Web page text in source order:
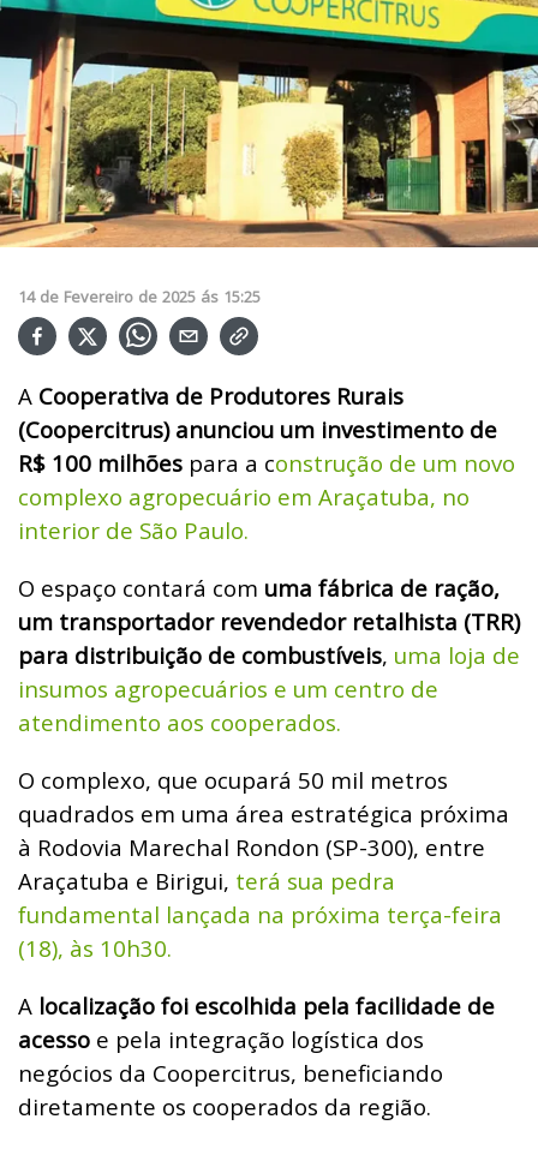
14 de Fevereiro de 2025 ás 15:25
A Cooperativa de Produtores Rurais
(Coopercitrus) anunciou um investimento de
R$ 100 milhões para a construção de um novo
complexo agropecuário em Araçatuba, no
interior de São Paulo.
O espaço contará com uma fábrica de ração,
um transportador revendedor retalhista (TRR)
para distribuição de combustíveis, uma loja de
insumos agropecuários e um centro de
atendimento aos cooperados.
O complexo, que ocupará 50 mil metros
quadrados em uma área estratégica próxima
à Rodovia Marechal Rondon (SP-300), entre
Araçatuba e Birigui, terá sua pedra
fundamental lançada na próxima terça-feira
(18), às 10h30.
A localização foi escolhida pela facilidade de
acesso e pela integração logística dos
negócios da Coopercitrus, beneficiando
diretamente os cooperados da região.